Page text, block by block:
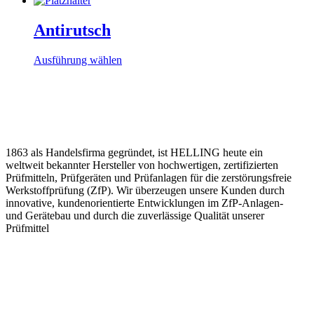
gewählt
Die
werden
Antirutsch
Ausführung wählen
Optionen
können
auf
der
Produktseite
gewählt
werden
1863 als Handelsfirma gegründet, ist HELLING heute ein
weltweit bekannter Hersteller von hochwertigen, zertifizierten
Prüfmitteln, Prüfgeräten und Prüfanlagen für die zerstörungsfreie
Werkstoffprüfung (ZfP). Wir überzeugen unsere Kunden durch
innovative, kundenorientierte Entwicklungen im ZfP-Anlagen-
und Gerätebau und durch die zuverlässige Qualität unserer
Prüfmittel